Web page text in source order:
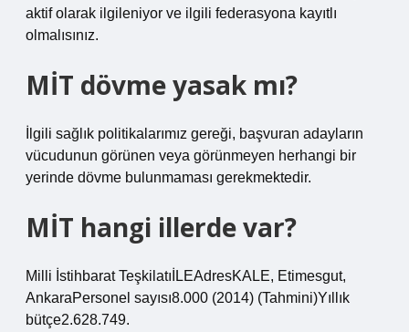
aktif olarak ilgileniyor ve ilgili federasyona kayıtlı
olmalısınız.
MİT dövme yasak mı?
İlgili sağlık politikalarımız gereği, başvuran adayların
vücudunun görünen veya görünmeyen herhangi bir
yerinde dövme bulunmaması gerekmektedir.
MİT hangi illerde var?
Milli İstihbarat TeşkilatıİLEAdresKALE, Etimesgut,
AnkaraPersonel sayısı8.000 (2014) (Tahmini)Yıllık
bütçe2.628.749.